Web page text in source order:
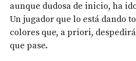
aunque dudosa de inicio, ha
Un jugador que lo está dando
colores que, a priori,
que pase.